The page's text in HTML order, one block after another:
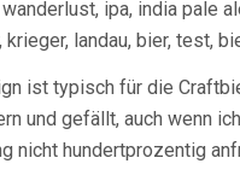
ist typisch für die
und gefällt, auch wenn
nicht hundertprozentig